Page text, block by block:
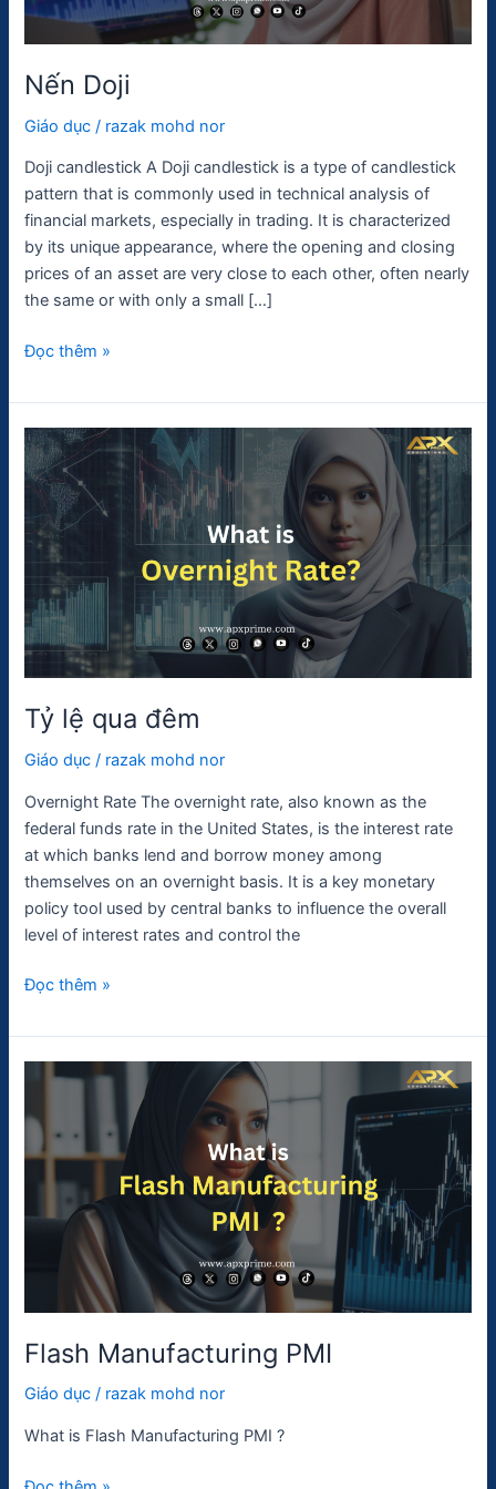
Nến Doji
Giáo dục / razak mohd nor
Doji candlestick A Doji candlestick is a type of candlestick
pattern that is commonly used in technical analysis of
financial markets, especially in trading. It is characterized
by its unique appearance, where the opening and closing
prices of an asset are very close to each other, often nearly
the same or with only a small […]
Đọc thêm »
Tỷ lệ qua đêm
Giáo dục / razak mohd nor
Overnight Rate The overnight rate, also known as the
federal funds rate in the United States, is the interest rate
at which banks lend and borrow money among
themselves on an overnight basis. It is a key monetary
policy tool used by central banks to influence the overall
level of interest rates and control the
Tỷ
lệ
qua
đêm
Đọc thêm »
Flash Manufacturing PMI
Giáo dục / razak mohd nor
What is Flash Manufacturing PMI ?
Flash
PMI